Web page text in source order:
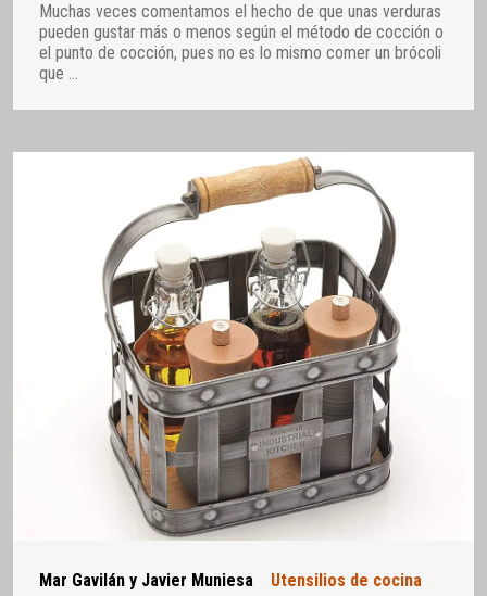
Muchas veces comentamos el hecho de que unas verduras
pueden gustar más o menos según el método de cocción o
el punto de cocción, pues no es lo mismo comer un brócoli
que …
Mar Gavilán y Javier Muniesa Utensilios de cocina